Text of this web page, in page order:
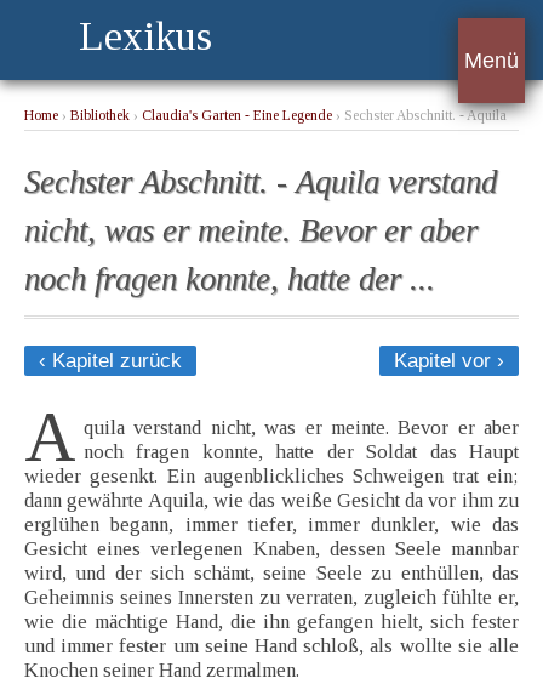
Lexikus
Menü
Home › Bibliothek › Claudia's Garten - Eine Legende › Sechster Abschnitt. - Aquila
Sechster Abschnitt. - Aquila verstand
nicht, was er meinte. Bevor er aber
noch fragen konnte, hatte der ...
‹ Kapitel zurück Kapitel vor ›
A quila verstand nicht, was er meinte. Bevor er aber
noch fragen konnte, hatte der Soldat das Haupt
wieder gesenkt. Ein augenblickliches Schweigen trat ein;
dann gewährte Aquila, wie das weiße Gesicht da vor ihm zu
erglühen begann, immer tiefer, immer dunkler, wie das
Gesicht eines verlegenen Knaben, dessen Seele mannbar
wird, und der sich schämt, seine Seele zu enthüllen, das
Geheimnis seines Innersten zu verraten, zugleich fühlte er,
wie die mächtige Hand, die ihn gefangen hielt, sich fester
und immer fester um seine Hand schloß, als wollte sie alle
Knochen seiner Hand zermalmen.